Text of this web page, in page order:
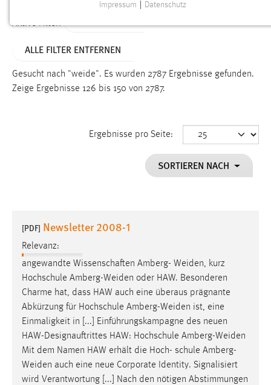
Aktive Filter:
ALLE FILTER ENTFERNEN
Gesucht nach "weide". Es wurden 2787 Ergebnisse gefunden.
Zeige Ergebnisse 126 bis 150 von 2787.
Ergebnisse pro Seite:
SORTIEREN NACH
[PDF] Newsletter 2008-1
Relevanz:
angewandte Wissenschaften Amberg- Weiden, kurz
Hochschule Amberg-Weiden oder HAW. Besonderen
Charme hat, dass HAW auch eine überaus prägnante
Abkürzung für Hochschule Amberg-Weiden ist, eine
Einmaligkeit in [...] Einführungskampagne des neuen
HAW-Designauftrittes HAW: Hochschule Amberg-Weiden
Mit dem Namen HAW erhält die Hoch- schule Amberg-
Weiden auch eine neue Corporate Identity. Signalisiert
wird Verantwortung [...] Nach den nötigen Abstimmungen
Funktionen und sind für die einwandfreie Funktion der
Einverständnis
cookie_consent
Dieser Cookie speichert die ausgewählten Einverständnis-
Performance
Name:
Zweck:
Für performante Seitenauslieferung wird in diesem Cookie
gespeichert, ob man eingeloggt ist.
Sprachpräferenz
Impressum Datenschutz